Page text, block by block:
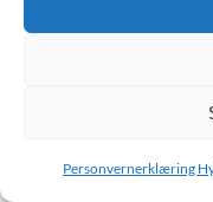
Personvernerklæring
Be
WATER PUMP,